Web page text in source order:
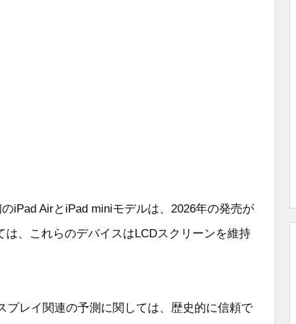
iPad AirとiPad miniモデルは、2026年の発売が
、これらのデバイスはLCDスクリーンを維持
プレイ関連の予測に関しては、歴史的に信頼で